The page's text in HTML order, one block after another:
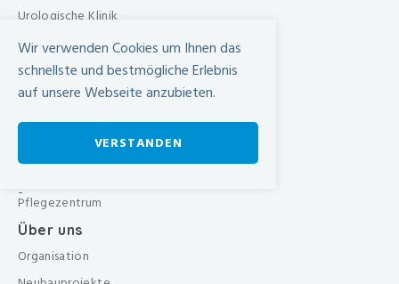
Urologische Klinik
Medizinische Klinik
Frauenklinik
Übergreifende medizinische Bereiche
Übergreifende Bereiche
Beratungen & Dienste
Pflegezentrum
Über uns
Organisation
Wir verwenden Cookies um Ihnen das
schnellste und bestmögliche Erlebnis
auf unsere Webseite anzubieten.
VERSTANDEN
-